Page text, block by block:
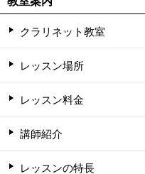
クラリネット教室
レッスン場所
レッスン料金
講師紹介
レッスンの特長